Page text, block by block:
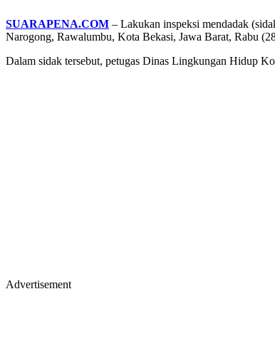
SUARAPENA.COM – Lakukan inspeksi mendadak
Narogong, Rawalumbu, Kota Bekasi, Jawa Barat, Rabu
Dalam sidak tersebut, petugas Dinas Lingkungan Hidup
Advertisement